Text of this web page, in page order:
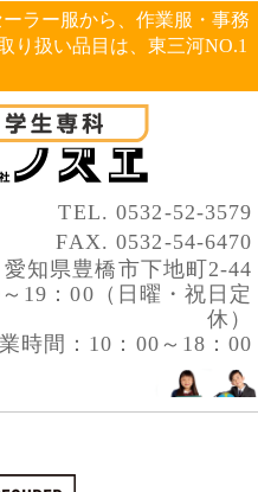
ラー服から、作業服・事務
り扱い品目は、東三河NO.1
TEL.0532-52-3579
FAX. 0532-54-6470
知県豊橋市下地町2-44
19：00（日曜・祝日定
休）
時間：10：00～18：00